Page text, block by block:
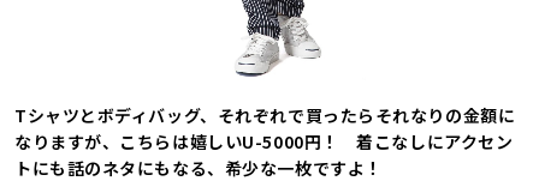
Tシャツとボディバッグ、それぞれで買ったらそれなりの金額に
なりますが、こちらは嬉しいU-5000円！ 着こなしにアクセン
トにも話のネタにもなる、希少な一枚ですよ！